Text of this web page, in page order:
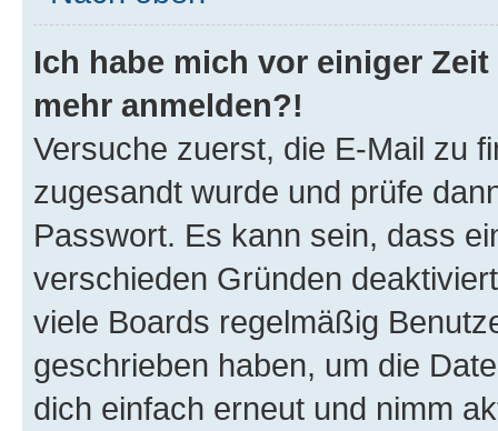
Ich habe mich vor einiger
mehr anmelden?!
Versuche zuerst, die E-Mail zu
zugesandt wurde und prüfe
Passwort. Es kann sein, dass
verschieden Gründen
viele Boards regelmäßig
geschrieben haben, um die
dich einfach erneut und nimm